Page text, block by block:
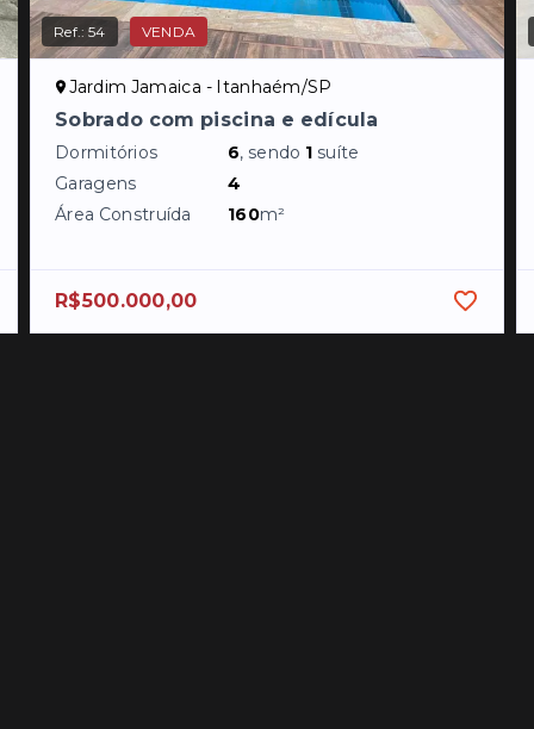
Ref.:54 VENDA
Jardim Jamaica - Itanhaém/SP
Sobrado com piscina e edícula
Dormitórios 6, sendo 1 suíte
Garagens
4
Área Construída
160m²
R$500.000,00